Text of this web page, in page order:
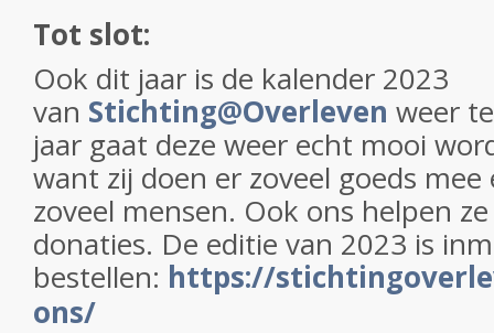
Tot slot:
Ook dit jaar is de kalender 2023
van Stichting@Overleven weer
jaar gaat deze weer echt mooi
want zij doen er zoveel goeds
zoveel mensen. Ook ons helpen
donaties. De editie van 2023 is
bestellen: https://
ons/